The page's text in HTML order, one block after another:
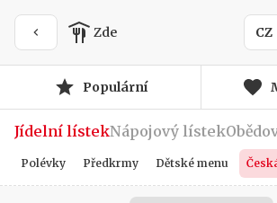
Zde CZ
Populární
Jídelní lístekNápojový lístek
Polévky Předkrmy Dětské menu